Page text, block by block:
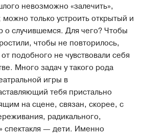
невозможно «залечить»,
только устроить открытый и
о случившемся. Для чего? Чтобы
чтобы не повторилось,
подобного не чувствовали себя
Много задач у такого рода
игры в
тебя пристально
на сцене, связан, скорее, с
радикального,
спектакля — дети. Именно